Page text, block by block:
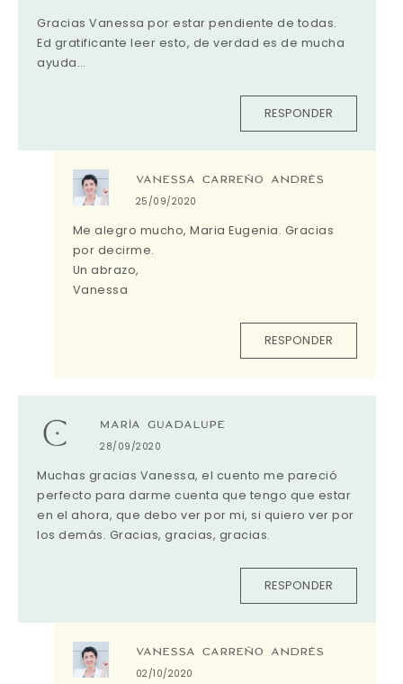
Gracias Vanessa por estar pendiente de todas.
Ed gratificante leer esto, de verdad es de mucha
ayuda…
RESPONDER
VANESSA CARREÑO ANDRÉS
25/09/2020
Me alegro mucho, Maria Eugenia. Gracias
por decirme.
Un abrazo,
Vanessa
RESPONDER
MARÍA GUADALUPE
28/09/2020
Muchas gracias Vanessa, el cuento me pareció
perfecto para darme cuenta que tengo que estar
en el ahora, que debo ver por mi, si quiero ver por
los demás. Gracias, gracias, gracias.
RESPONDER
VANESSA CARREÑO ANDRÉS
02/10/2020